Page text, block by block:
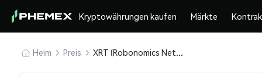
Kryptowährungen kaufen Märkte
Heim Preis XRT (Robonomics Network)